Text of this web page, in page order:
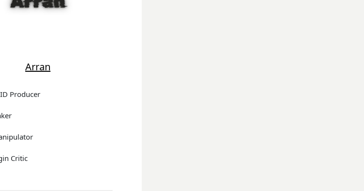
Arran
Producer
Critic